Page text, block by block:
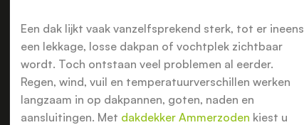
Een dak lijkt vaak vanzelfsprekend sterk, tot er ineens
een lekkage, losse dakpan of vochtplek zichtbaar
wordt. Toch ontstaan veel problemen al eerder.
Regen, wind, vuil en temperatuurverschillen werken
langzaam in op dakpannen, goten, naden en
aansluitingen. Met dakdekker Ammerzoden kiest u